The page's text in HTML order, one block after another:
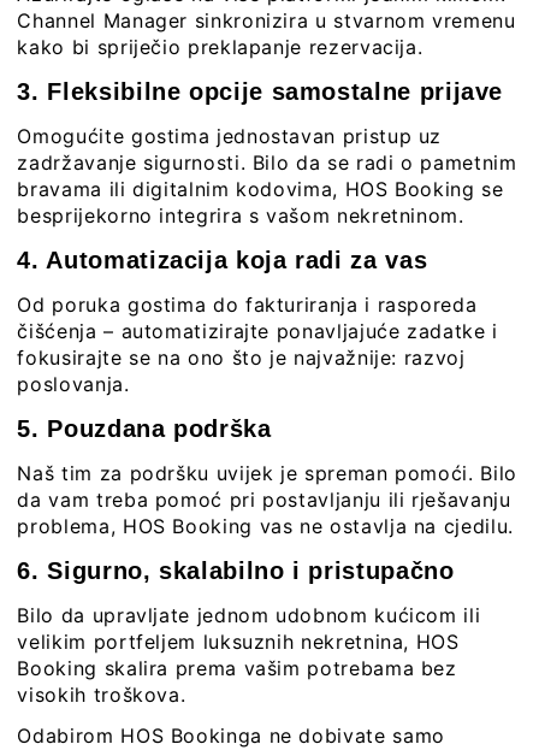
Channel Manager sinkronizira u stvarnom vremenu
kako bi spriječio preklapanje rezervacija.
3. Fleksibilne opcije samostalne prijave
Omogućite gostima jednostavan pristup uz
zadržavanje sigurnosti. Bilo da se radi o pametnim
bravama ili digitalnim kodovima, HOS Booking se
besprijekorno integrira s vašom nekretninom.
4. Automatizacija koja radi za vas
Od poruka gostima do fakturiranja i rasporeda
čišćenja – automatizirajte ponavljajuće zadatke i
fokusirajte se na ono što je najvažnije: razvoj
poslovanja.
5. Pouzdana podrška
Naš tim za podršku uvijek je spreman pomoći. Bilo
da vam treba pomoć pri postavljanju ili rješavanju
problema, HOS Booking vas ne ostavlja na cjedilu.
6. Sigurno, skalabilno i pristupačno
Bilo da upravljate jednom udobnom kućicom ili
velikim portfeljem luksuznih nekretnina, HOS
Booking skalira prema vašim potrebama bez
visokih troškova.
Odabirom HOS Bookinga ne dobivate samo